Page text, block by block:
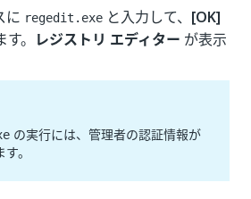
に regedit.exe と入力して、 [OK]
。 レジストリ エディター が表示
の実行には、管理者の認証情報が
。